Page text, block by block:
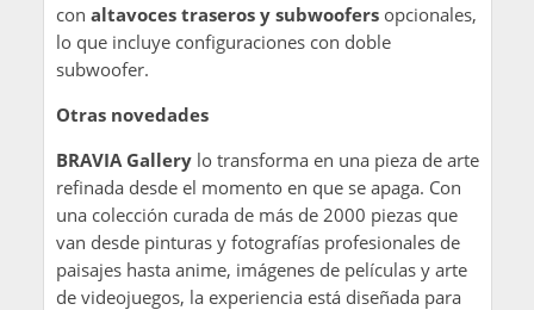
con altavoces traseros y subwoofers opcionales,
lo que incluye configuraciones con doble
subwoofer.
Otras novedades
BRAVIA Gallerylo transforma en una pieza de arte
refinada desde el momento en que se apaga. Con
una colección curada de más de 2000 piezas que
van desde pinturas y fotografías profesionales de
paisajes hasta anime, imágenes de películas y arte
de videojuegos, la experiencia está diseñada para